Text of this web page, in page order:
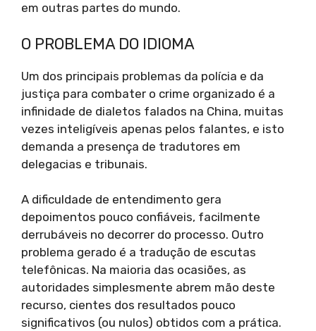
em outras partes do mundo.
O PROBLEMA DO IDIOMA
Um dos principais problemas da polícia e da
justiça para combater o crime organizado é a
infinidade de dialetos falados na China, muitas
vezes inteligíveis apenas pelos falantes, e isto
demanda a presença de tradutores em
delegacias e tribunais.
A dificuldade de entendimento gera
depoimentos pouco confiáveis, facilmente
derrubáveis no decorrer do processo. Outro
problema gerado é a tradução de escutas
telefônicas. Na maioria das ocasiões, as
autoridades simplesmente abrem mão deste
recurso, cientes dos resultados pouco
significativos (ou nulos) obtidos com a prática.